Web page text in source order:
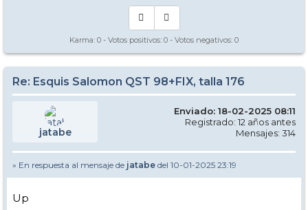
Karma: 0 - Votos positivos: 0 - Votos negativos: 0
Re: Esquis Salomon QST 98+FIX, talla 176
jatabe
Enviado: 18-02-2025 08:11
Registrado: 12 años antes
Mensajes: 314
» En respuesta al mensaje de jatabe del 10-01-2025 23:19
Up